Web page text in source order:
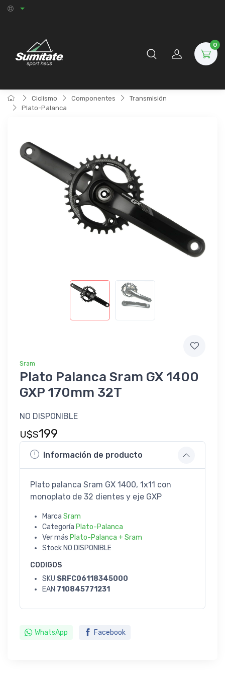
0
Ciclismo Componentes
Transmisión
Plato-Palanca
Sram
Plato Palanca Sram GX 1400
GXP 170mm 32T
NO DISPONIBLE
U$S199
Información de producto
Plato palanca Sram GX 1400, 1x11 con
monoplato de 32 dientes y eje GXP
Marca Sram
Categoría Plato-Palanca
Ver más Plato-Palanca + Sram
Stock NO DISPONIBLE
CODIGOS
SKU SRFC06118345000
EAN 710845771231
WhatsApp Facebook